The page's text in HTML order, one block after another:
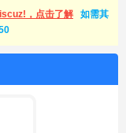
，点击了解
如需其